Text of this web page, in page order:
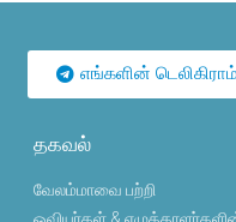
எங்களின்
தகவல்
வேலம்மாவை பற்றி